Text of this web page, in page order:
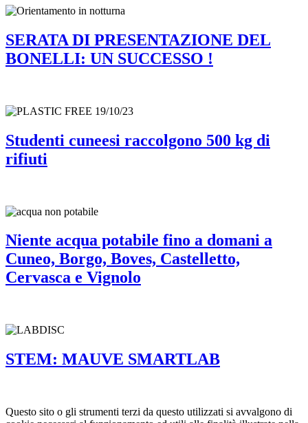
SERATA DI PRESENTAZIONE DEL
BONELLI: UN SUCCESSO !
Studenti cuneesi raccolgono 500 kg di
rifiuti
Niente acqua potabile fino a domani a
Cuneo, Borgo, Boves, Castelletto,
Cervasca e Vignolo
STEM: MAUVE SMARTLAB
Questo sito o gli strumenti terzi da questo utilizzati si avvalgono di